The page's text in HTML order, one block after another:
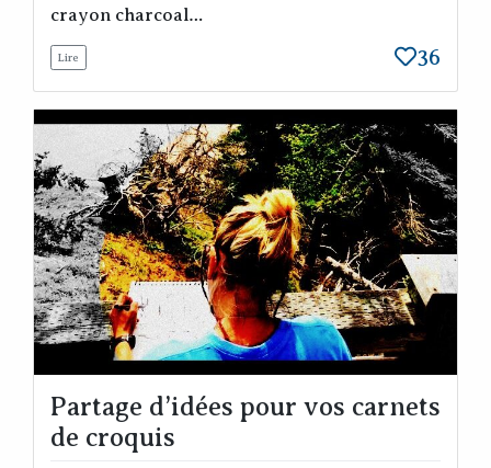
crayon charcoal…
Lire 36
Partage d’idées pour vos carnets
de croquis